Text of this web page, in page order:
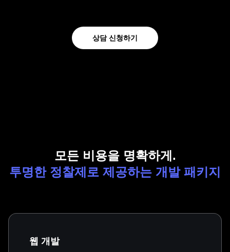
상담 신청하기
모든 비용을 명확하게.
투명한 정찰제로 제공하는 개발 패키지
웹 개발